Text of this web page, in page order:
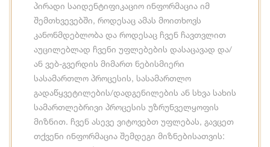
პირადი საიდენტიფიკაციო ინფორმაცია იმ
შემთხვევებში, როდესაც ამას მოითხოვს
კანონმდებლობა და როდესაც ჩვენ ჩავთვლით
აუცილებლად ჩვენი უფლებების დასაცავად და/
ან ვებ-გვერდის მიმართ ნებისმიერი
სასამართლო პროცესის, სასამართლო
გადაწყვეტილების/დადგენილების ან სხვა სახის
სამართლებრივი პროცესის უზრუნველყოფის
მიზნით. ჩვენ ასევე ვიტოვებთ უფლებას, გავცეთ
თქვენი ინფორმაცია შემდეგი მიზნებისათვის: